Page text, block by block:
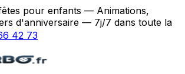
pour enfants — Animations,
d'anniversaire — 7j/7 dans toute la
42 73